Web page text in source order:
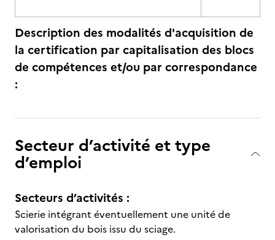
Description des modalités d'acquisition de
la certification par capitalisation des blocs
de compétences et/ou par correspondance
:
Secteur d’activité et type
d’emploi
Secteurs d’activités :
Scierie intégrant éventuellement une unité de
valorisation du bois issu du sciage.